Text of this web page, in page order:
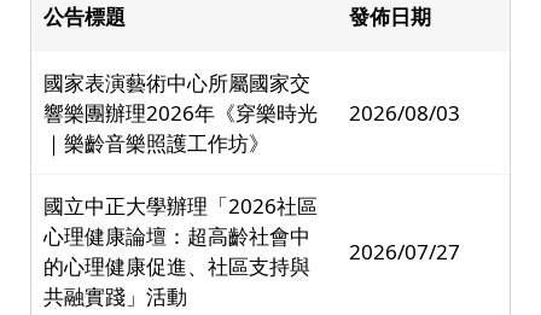
公告標題 發佈日期
國家表演藝術中心所屬國家交
響樂團辦理2026年《穿樂時光
｜樂齡音樂照護工作坊》
2026/08/03
國立中正大學辦理「2026社區
心理健康論壇：超高齡社會中
的心理健康促進、社區支持與
共融實踐」活動
2026/07/27